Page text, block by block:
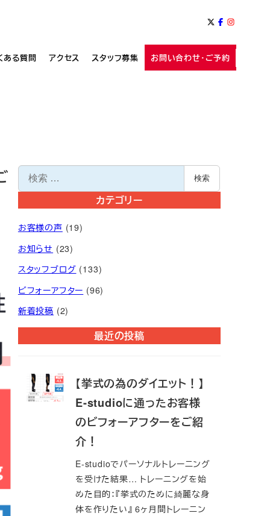
ある質問 アクセス スタッフ募集 お問い合わせ・ご予約
検
索
検索
カテゴリー
お客様の声 (19)
お知らせ (23)
スタッフブログ (133)
ビフォーアフター (96)
新着投稿 (2)
最近の投稿
【挙式の為のダイエット！】
E-studioに通ったお客様
のビフォーアフターをご紹
介！
E-studioでパーソナルトレーニング
を受けた結果… トレーニングを始
めた目的：『挙式のために綺麗な身
体を作りたい』 6ヶ月間トレーニン